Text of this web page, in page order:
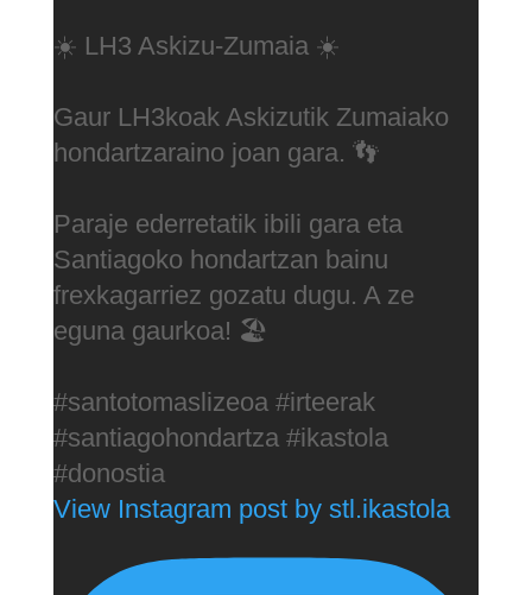
☀️ LH3 Askizu-Zumaia ☀️
Gaur LH3koak Askizutik Zumaiako
hondartzaraino joan gara. 👣
Paraje ederretatik ibili gara eta
Santiagoko hondartzan bainu
frexkagarriez gozatu dugu. A ze
eguna gaurkoa! 🏖️
#santotomaslizeoa #irteerak
#santiagohondartza #ikastola
#donostia
View Instagram post by stl.ikastola